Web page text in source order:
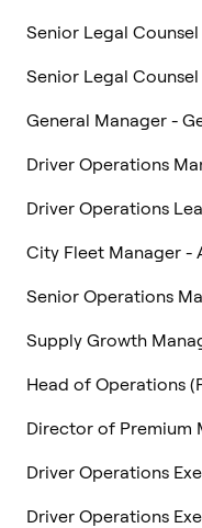
Senior Legal
Senior Legal
General Manager -
Driver Operations
Driver Operations
City Fleet Manager -
Senior Operations
Supply Growth
Head of Operations
Director of Premium
Driver Operations
Driver Operations